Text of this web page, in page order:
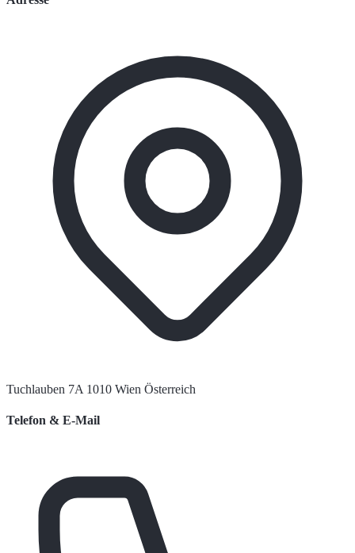
Tuchlauben 7A 1010 Wien Österreich
Telefon & E-Mail